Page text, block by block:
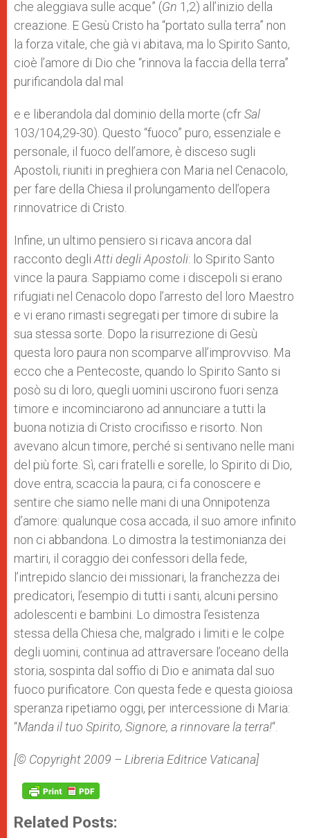
che aleggiava sulle acque” (Gn 1,2) all’inizio della
creazione. E Gesù Cristo ha “portato sulla terra” non
la forza vitale, che già vi abitava, ma lo Spirito Santo,
cioè l’amore di Dio che “rinnova la faccia della terra”
purificandola dal mal
e e liberandola dal dominio della morte (cfrSal
103/104,29-30). Questo “fuoco” puro, essenziale e
personale, il fuoco dell’amore, è disceso sugli
Apostoli, riuniti in preghiera con Maria nel Cenacolo,
per fare della Chiesa il prolungamento dell’opera
rinnovatrice di Cristo.
Infine, un ultimo pensiero si ricava ancora dal
racconto degli Atti degli Apostoli: lo Spirito Santo
vince la paura. Sappiamo come i discepoli si erano
rifugiati nel Cenacolo dopo l’arresto del loro Maestro
e vi erano rimasti segregati per timore di subire la
sua stessa sorte. Dopo la risurrezione di Gesù
questa loro paura non scomparve all’improvviso. Ma
ecco che a Pentecoste, quando lo Spirito Santo si
posò su di loro, quegli uomini uscirono fuori senza
timore e incominciarono ad annunciare a tutti la
buona notizia di Cristo crocifisso e risorto. Non
avevano alcun timore, perché si sentivano nelle mani
del più forte. Sì, cari fratelli e sorelle, lo Spirito di Dio,
dove entra, scaccia la paura; ci fa conoscere e
sentire che siamo nelle mani di una Onnipotenza
d’amore: qualunque cosa accada, il suo amore infinito
non ci abbandona. Lo dimostra la testimonianza dei
martiri, il coraggio dei confessori della fede,
l’intrepido slancio dei missionari, la franchezza dei
predicatori, l’esempio di tutti i santi, alcuni persino
adolescenti e bambini. Lo dimostra l’esistenza
stessa della Chiesa che, malgrado i limiti e le colpe
degli uomini, continua ad attraversare l’oceano della
storia, sospinta dal soffio di Dio e animata dal suo
fuoco purificatore. Con questa fede e questa gioiosa
speranza ripetiamo oggi, per intercessione di Maria:
“Manda il tuo Spirito, Signore, a rinnovare la terra!“.
[© Copyright 2009 – Libreria Editrice Vaticana]
Related Posts: